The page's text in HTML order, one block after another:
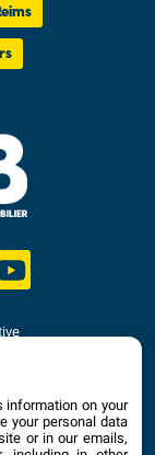
Technique
information on your
your personal data
or in our emails,